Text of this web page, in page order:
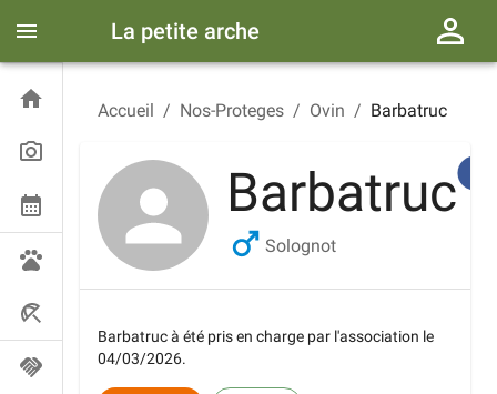
La petite arche
Accueil / Nos-Proteges / Ovin / Barbatruc
Barbatruc
Solognot
Barbatrucà été pris en charge par l'association le
04/03/2026.